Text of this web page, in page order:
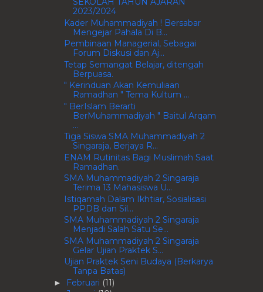
2023/2024
Kader Muhammadiyah ! Bersabar
Mengejar Pahala Di B...
Pembinaan Managerial, Sebagai
Forum Diskusi dan Aj...
Tetap Semangat Belajar, ditengah
Berpuasa.
" Kerinduan Akan Kemuliaan
Ramadhan " Tema Kultum ...
" BerIslam Berarti
BerMuhammadiyah " Baitul Arqam
...
Tiga Siswa SMA Muhammadiyah 2
Singaraja, Berjaya R...
ENAM Rutinitas Bagi Muslimah Saat
Ramadhan.
SMA Muhammadiyah 2 Singaraja
Terima 13 Mahasiswa U...
Istiqamah Dalam Ikhtiar, Sosialisasi
PPDB dan Sil...
SMA Muhammadiyah 2 Singaraja
Menjadi Salah Satu Se...
SMA Muhammadiyah 2 Singaraja
Gelar Ujian Praktek S...
Ujian Praktek Seni Budaya (Berkarya
Tanpa Batas)
► Februari (11)